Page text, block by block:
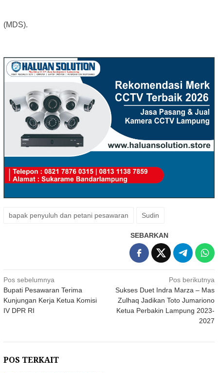
(MDS).
bapak penyuluh dan petani pesawaran Sudin
SEBARKAN
Navigasi
pos
Pos sebelumnya
Bupati Pesawaran Terima
Kunjungan Kerja Ketua Komisi
IV DPR RI
Pos berikutnya
Sukses Duet Indra Marza – Mas
Zulhaq Jadikan Toto Jumariono
Ketua Perbakin Lampung 2023-
2027
POS TERKAIT